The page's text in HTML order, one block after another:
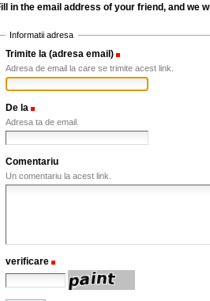
in the email address of your friend, and we
Informatii adresa
Trimite la (adresa email)
Adresa de email la care se trimite acest link.
De la
Adresa ta de email.
Comentariu
Un comentariu la acest link.
verificare